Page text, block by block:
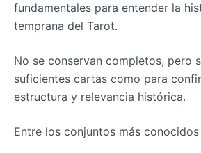
fundamentales para entender la
temprana del Tarot.
No se conservan completos, pero
suficientes cartas como para
estructura y relevancia histórica.
Entre los conjuntos más conocidos